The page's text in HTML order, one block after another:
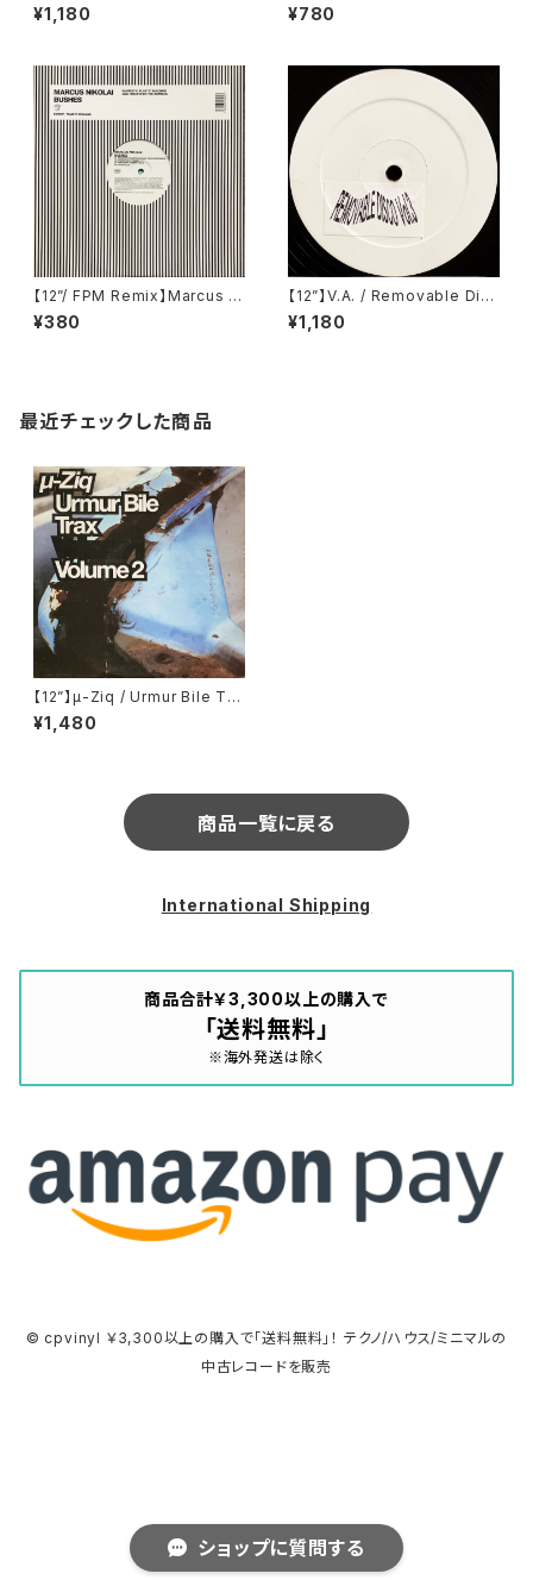
ショップに質問する
azz / El Camino Pt.2 (Yello
w Productions) (YP 029)
¥1,180
You Break It (LTD 004)
¥780
【12”/ FPM Remix】Marcus Ni
kolai / Bushes (Southern Fr
ied Records) (ECB69R)
¥380
【12”】V.A. / Removable Disc
o Vol.3 (Removable Disco)
¥1,180
最近チェックした商品
【12”】µ-Ziq / Urmur Bile Tra
x Volume 2 (Planet Mu) (PL
UTT2)
¥1,480
商品一覧に戻る
International Shipping
商品合計￥3,300以上の購入で
「送料無料」
※海外発送は除く
© cpvinyl ￥3,300以上の購入で「送料無料」！ テクノ/ハウス/ミニマルの
中古レコードを販売